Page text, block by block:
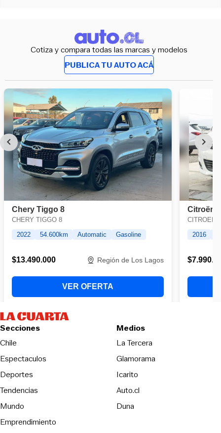
Cotiza y compara todas las marcas y modelos
PUBLICA TU AUTO ACÁ
Secciones
Chile
Espectaculos
Deportes
Tendencias
Mundo
Emprendimiento
Medios
La TerceraOpens in new
Glamorama
Icarito
Auto.cl
DunaOpens in new window